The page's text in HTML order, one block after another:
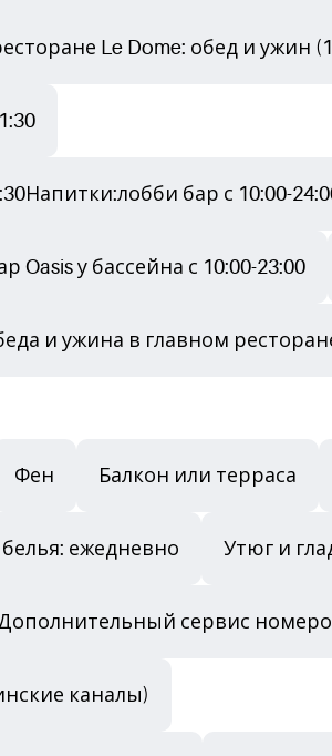
Le Dome: обед и ужин
бар с 10:00-
Oasis у бассейна с 10:00-23:00
и ужина в главном
Фен Балкон или терраса
ежедневно Утюг и
сервис
каналы)